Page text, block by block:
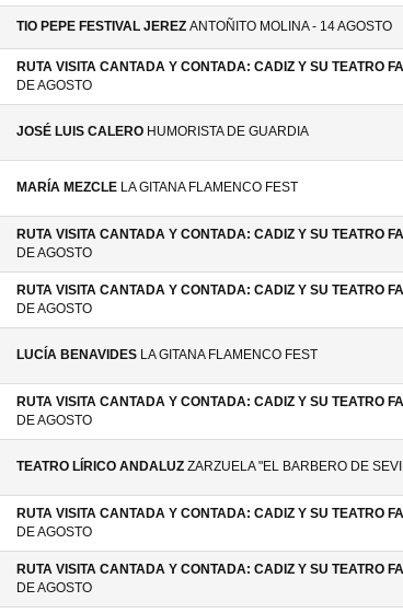
TIO PEPE FESTIVAL JEREZ ANTOÑITO MOLINA - 14 AGOSTO
RUTA VISITA CANTADA Y CONTADA: CADIZ Y SU TEATRO
DE AGOSTO
JOSÉ LUIS CALERO HUMORISTA DE GUARDIA
MARÍA MEZCLE LA GITANA FLAMENCO FEST
RUTA VISITA CANTADA Y CONTADA: CADIZ Y SU TEATRO
DE AGOSTO
RUTA VISITA CANTADA Y CONTADA: CADIZ Y SU TEATRO
DE AGOSTO
LUCÍA BENAVIDES LA GITANA FLAMENCO FEST
RUTA VISITA CANTADA Y CONTADA: CADIZ Y SU TEATRO
DE AGOSTO
TEATRO LÍRICO ANDALUZ ZARZUELA "EL BARBERO DE
RUTA VISITA CANTADA Y CONTADA: CADIZ Y SU TEATRO
DE AGOSTO
RUTA VISITA CANTADA Y CONTADA: CADIZ Y SU TEATRO
DE AGOSTO